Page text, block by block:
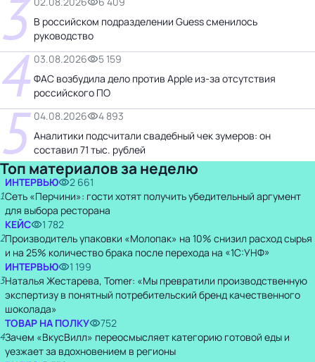
3 В российском подразделении Guess сменилось
руководство
4 03.08.2026
5 159
ФАС возбудила дело против Apple из-за отсутствия
российского ПО
5 04.08.2026
4 893
Аналитики подсчитали свадебный чек зумеров: он
составил 71 тыс. рублей
Топ материалов за неделю
1
ИНТЕРВЬЮ
2 661
Сеть «Перчини»: гости хотят получить убедительный аргумент
для выбора ресторана
2
КЕЙС
1 782
Производитель упаковки «Молопак» на 10% снизил расход сырья
и на 25% количество брака после перехода на «1С:УНФ»
3
ИНТЕРВЬЮ
1 199
Наталья Жестарева, Tomer: «Мы превратили производственную
экспертизу в понятный потребительский бренд качественного
шоколада»
4
ТОВАР НА ПОЛКУ
752
Зачем «ВкусВилл» переосмысляет категорию готовой еды и
уезжает за вдохновением в регионы